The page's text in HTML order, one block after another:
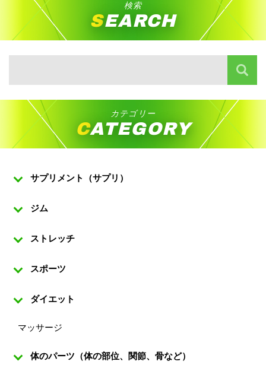
検索
SEARCH
カテゴリー
CATEGORY
サプリメント（サプリ）
ジム
ストレッチ
スポーツ
ダイエット
マッサージ
体のパーツ（体の部位、関節、骨など）